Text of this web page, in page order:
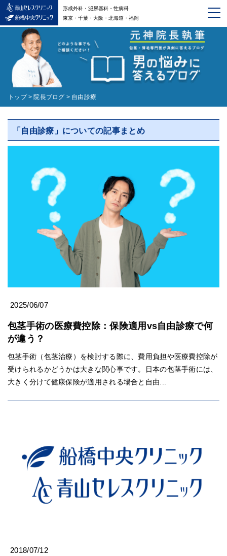
形成外科・泌尿器科・性病科
東京・千葉・大阪・北海道・福岡
トップ > 院長ブログ > 自由診療
「自由診療」についての記事まとめ
2025/06/07
包茎手術の医療費控除：保険適用vs自由診療で何
が違う？
包茎手術（包茎治療）を検討する際に、費用負担や医療費控除が
受けられるかどうかは大きな関心事です。日本の包茎手術には、
大きく分けて健康保険が適用される場合と自由...
2018/07/12